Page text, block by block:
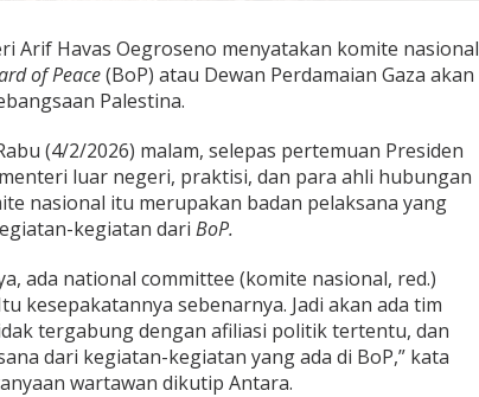
Arif Havas Oegroseno menyatakan komite nasional
of Peace(BoP) atau Dewan Perdamaian Gaza akan
Palestina.
(4/2/2026) malam, selepas pertemuan Presiden
luar negeri, praktisi, dan para ahli hubungan
nasional itu merupakan badan pelaksana yang
kegiatan dariBoP.
ada national committee (komite nasional, red.)
kesepakatannya sebenarnya. Jadi akan ada tim
tergabung dengan afiliasi politik tertentu, dan
dari kegiatan-kegiatan yang ada di BoP,” kata
wartawan dikutip Antara.